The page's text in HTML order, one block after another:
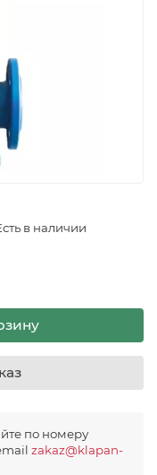
в наличии
по номеру
zakaz@klapan-